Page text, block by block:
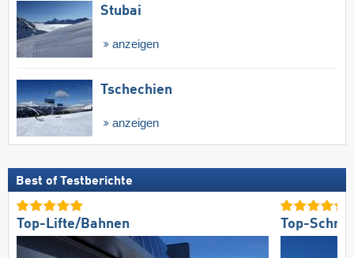
Stubai
anzeigen
Tschechien
anzeigen
Best of Testberichte
Top-Lifte/Bahnen Top-